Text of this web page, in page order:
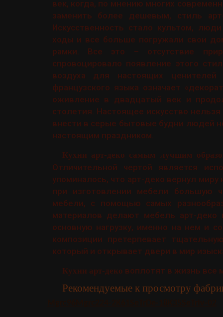
век, когда, по мнению многих
заменить более дешевым, стиль
Искусственность стало культом,
ходы и все больше погружали свои
рамки. Все это – отсутствие
спровоцировало появление этого
воздуха для настоящих
французского языка означает
оживление в двадцатый век и
столетия. Настоящее искусство
внести в серые бытовые будни людей
настоящим праздником.
Кухни арт-деко самым лучшим
Отличительной чертой является
упоминалось, что арт-деко вернул
при изготовлении мебели большую
мебели, с помощью самых
материалов делают мебель арт-
основную нагрузку, именно на нем и
композиции претерпевает
который и открывает двери в мир
Кухни арт-деко воплотят в жизнь все
Рекомендуемые к просмотру